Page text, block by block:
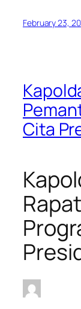
February 23,
Cita